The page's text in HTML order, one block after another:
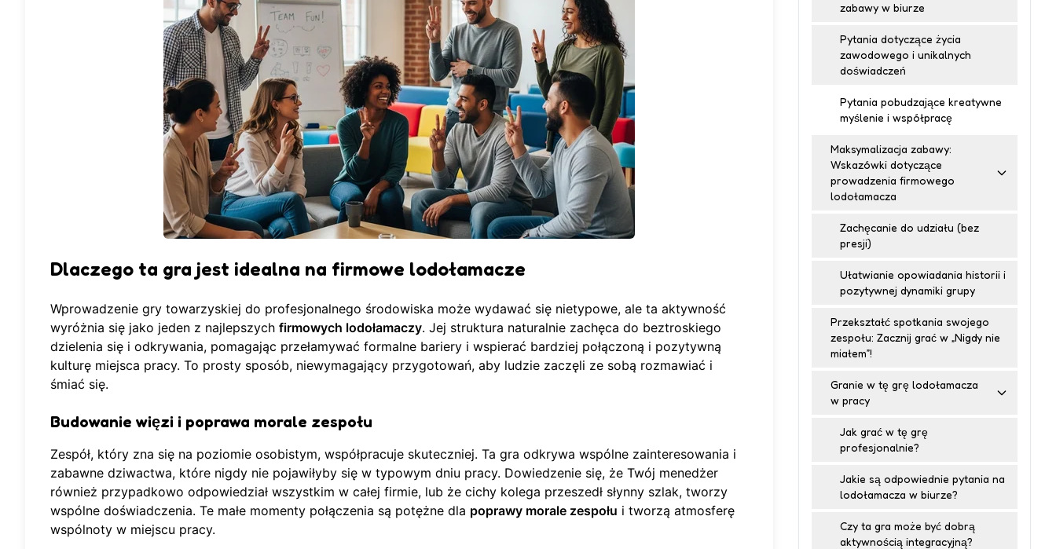
Dlaczego ta gra jest idealna na firmowe lodołamacze
Wprowadzenie gry towarzyskiej do profesjonalnego środowiska może wydawać się nietypowe, ale ta aktywność
wyróżnia się jako jeden z najlepszych firmowych lodołamaczy. Jej struktura naturalnie zachęca do beztroskiego
dzielenia się i odkrywania, pomagając przełamywać formalne bariery i wspierać bardziej połączoną i pozytywną
kulturę miejsca pracy. To prosty sposób, niewymagający przygotowań, aby ludzie zaczęli ze sobą rozmawiać i
śmiać się.
Budowanie więzi i poprawa morale zespołu
Zespół, który zna się na poziomie osobistym, współpracuje skuteczniej. Ta gra odkrywa wspólne zainteresowania i
zabawne dziwactwa, które nigdy nie pojawiłyby się w typowym dniu pracy. Dowiedzenie się, że Twój menedżer
również przypadkowo odpowiedział wszystkim w całej firmie, lub że cichy kolega przeszedł słynny szlak, tworzy
wspólne doświadczenia. Te małe momenty połączenia są potężne dla poprawy morale zespołu i tworzą atmosferę
wspólnoty w miejscu pracy.
zabawy w biurze
Pytania dotyczące życia
zawodowego i unikalnych
doświadczeń
Pytania pobudzające kreatywne
myślenie i współpracę
Maksymalizacja zabawy:
Wskazówki dotyczące
prowadzenia firmowego
lodołamacza
Zachęcanie do udziału (bez
presji)
Ułatwianie opowiadania historii i
pozytywnej dynamiki grupy
Przekształć spotkania swojego
zespołu: Zacznij grać w „Nigdy nie
miałem”!
Granie w tę grę lodołamacza
w pracy
Jak grać w tę grę
profesjonalnie?
Jakie są odpowiednie pytania na
lodołamacza w biurze?
Czy ta gra może być dobrą
aktywnością integracyjną?